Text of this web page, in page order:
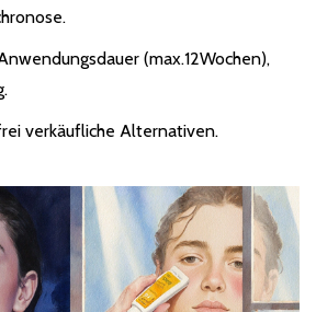
(max.12Wochen),
verkäufliche Alternativen.